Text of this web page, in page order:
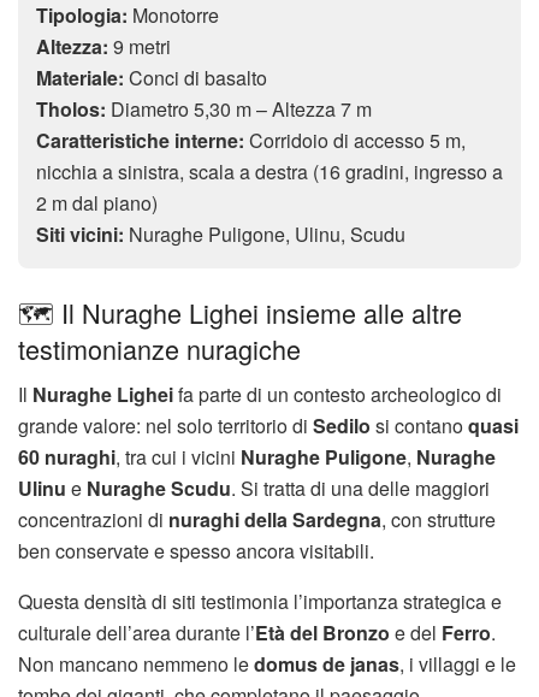
Tipologia: Monotorre
Altezza: 9 metri
Materiale: Conci di basalto
Tholos: Diametro 5,30 m – Altezza 7 m
Caratteristiche interne: Corridoio di accesso 5 m,
nicchia a sinistra, scala a destra (16 gradini, ingresso a
2 m dal piano)
Siti vicini: Nuraghe Puligone, Ulinu, Scudu
🗺️ Il Nuraghe Lighei insieme alle altre
testimonianze nuragiche
Il Nuraghe Ligheifa parte di un contesto archeologico di
grande valore: nel solo territorio di Sedilo si contanoquasi
60 nuraghi, tra cui i vicini Nuraghe Puligone, Nuraghe
Ulinu e Nuraghe Scudu. Si tratta di una delle maggiori
concentrazioni di nuraghi della Sardegna, con strutture
ben conservate e spesso ancora visitabili.
Questa densità di siti testimonia l’importanza strategica e
culturale dell’area durante l’Età del Bronzo e del Ferro.
Non mancano nemmeno ledomus de janas, i villaggi e le